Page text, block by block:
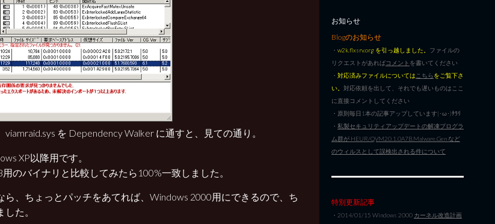
を Dependency Walker に通すと、見ての通り。
XP以降用です。
のバイナリと比較してみたら100%一致しました。
ら、ちょっとパッチをあてれば、Windows 2000用にできるので、ち
た。
お知らせ
Blogのお知らせ
・ w2k.flxsrv.org を引っ越しました。 ファイルの
リクエストがあればコメント を書いてください
・ 対応済みファイルについては こちらをご覧下さ
い。 対応依頼を出して、それでも遅いものはここ
に直接コメントしてください
・原則毎日1本の記事アップしています|･ω･)ﾁﾗﾘ
・ 私製セキュリティアップデートの解凍プログラ
ム群が HEUR/QVM20.1.0A7B.Malware.Gen など
のウィルスとして誤検出される件について
特別更新記事
・2014/01/15 Windows 2000 カーネル改造計画